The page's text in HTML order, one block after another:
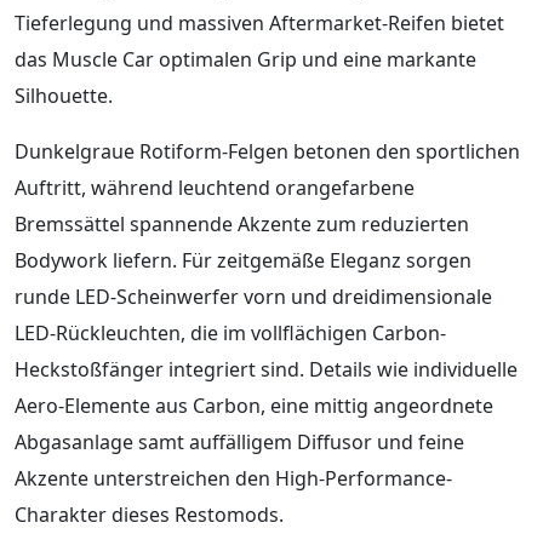
Tieferlegung und massiven Aftermarket-Reifen bietet
das Muscle Car optimalen Grip und eine markante
Silhouette.
Dunkelgraue Rotiform-Felgen betonen den sportlichen
Auftritt, während leuchtend orangefarbene
Bremssättel spannende Akzente zum reduzierten
Bodywork liefern. Für zeitgemäße Eleganz sorgen
runde LED-Scheinwerfer vorn und dreidimensionale
LED-Rückleuchten, die im vollflächigen Carbon-
Heckstoßfänger integriert sind. Details wie individuelle
Aero-Elemente aus Carbon, eine mittig angeordnete
Abgasanlage samt auffälligem Diffusor und feine
Akzente unterstreichen den High-Performance-
Charakter dieses Restomods.